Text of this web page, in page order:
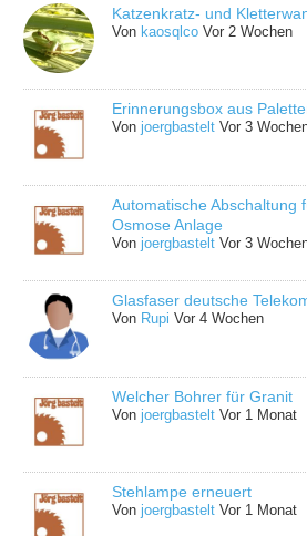
Katzenkratz- und
Vonkaosqlco Vor 2 Wochen
Erinnerungsbox aus
Vonjoergbastelt Vor 3
Automatische Abschaltung
Osmose Anlage
Vonjoergbastelt Vor 3
Glasfaser deutsche
Von Rupi Vor 4 Wochen
Welcher Bohrer für Granit
Vonjoergbastelt Vor 1 Monat
Stehlampe erneuert
Vonjoergbastelt Vor 1 Monat